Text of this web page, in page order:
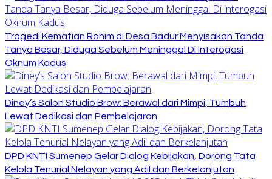
Tragedi Kematian Rohim di Desa Badur Menyisakan Tanda
Tanya Besar, Diduga Sebelum Meninggal Di interogasi
Oknum Kadus
Diney’s Salon Studio Brow: Berawal dari Mimpi, Tumbuh
Lewat Dedikasi dan Pembelajaran
DPD KNTI Sumenep Gelar Dialog Kebijakan, Dorong Tata
Kelola Tenurial Nelayan yang Adil dan Berkelanjutan